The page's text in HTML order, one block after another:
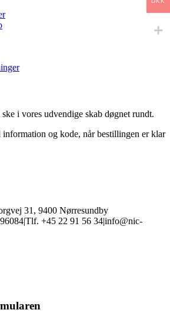
i vores udvendige skab døgnet rundt.
og kode, når bestillingen er klar
31, 9400 Nørresundby
|Tlf. +45 22 91 56 34|info@nic-